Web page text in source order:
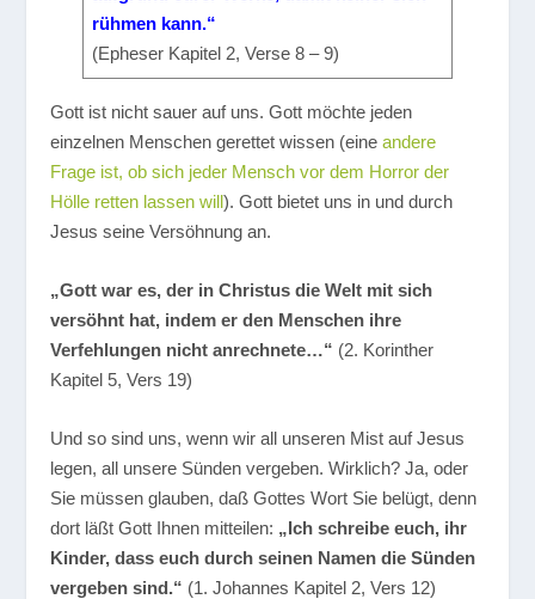
rühmen kann.“
(Epheser Kapitel 2, Verse 8 – 9)
Gott ist nicht sauer auf uns. Gott möchte jeden
einzelnen Menschen gerettet wissen (eineandere
Frage ist, ob sich jeder Mensch vor dem Horror der
Hölle retten lassen will). Gott bietet uns in und durch
Jesus seine Versöhnung an.
„Gott war es, der in Christus die Welt mit sich
versöhnt hat, indem er den Menschen ihre
Verfehlungen nicht anrechnete…“ (2. Korinther
Kapitel 5, Vers 19)
Und so sind uns, wenn wir all unseren Mist auf Jesus
legen, all unsere Sünden vergeben. Wirklich? Ja, oder
Sie müssen glauben, daß Gottes Wort Sie belügt, denn
dort läßt Gott Ihnen mitteilen: „Ich schreibe euch, ihr
Kinder, dass euch durch seinen Namen die Sünden
vergeben sind.“ (1. Johannes Kapitel 2, Vers 12)